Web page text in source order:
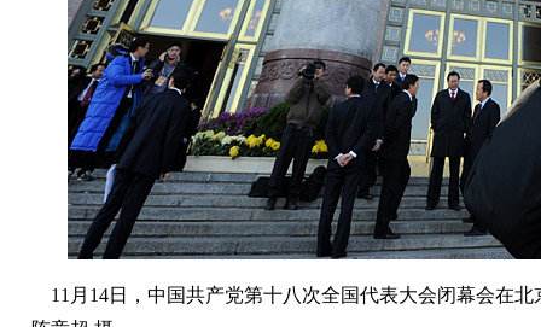
11月14日，中国共产党第十八次全国代表大会闭幕会在